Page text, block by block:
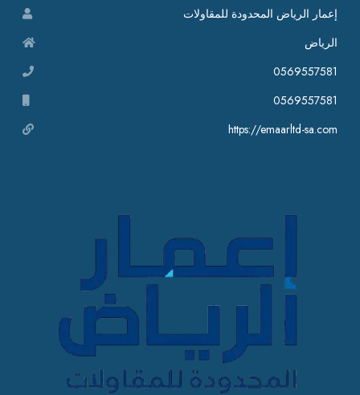
إعمار الرياض المحدودة للمقاولات
الرياض
0569557581
0569557581
https://emaarltd-sa.com